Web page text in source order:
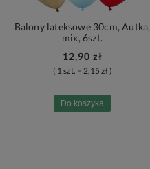
Balony lateksowe 30cm, Autka,
mix, 6szt.
12,90 zł
( 1 szt. = 2,15 zł )
Do koszyka